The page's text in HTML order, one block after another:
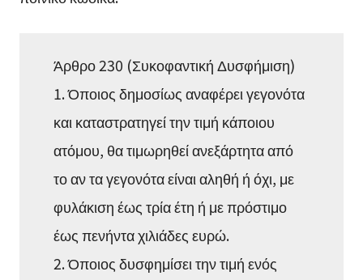
Άρθρο 230 (Συκοφαντική Δυσφήμιση)
1. Όποιος δημοσίως αναφέρει γεγονότα
και καταστρατηγεί την τιμή κάποιου
ατόμου, θα τιμωρηθεί ανεξάρτητα από
το αν τα γεγονότα είναι αληθή ή όχι, με
φυλάκιση έως τρία έτη ή με πρόστιμο
έως πενήντα χιλιάδες ευρώ.
2. Όποιος δυσφημίσει την τιμή ενός